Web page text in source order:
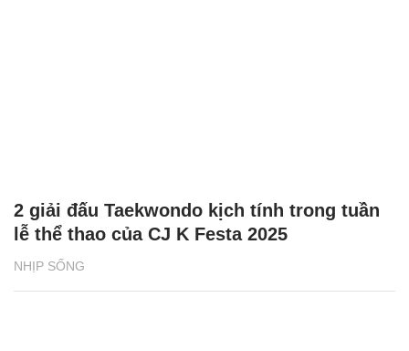
NHỊP SỐNG
2 giải đấu Taekwondo kịch tính trong tuần
lễ thể thao của CJ K Festa 2025